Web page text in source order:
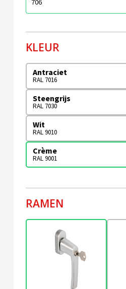
KLEUR
RAL 7016
Antraciet
RAL 7030
Steengrijs
RAL 9010
Wit
RAL 9001
Crème
RAMEN